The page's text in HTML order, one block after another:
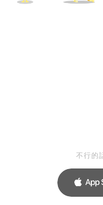
不行的